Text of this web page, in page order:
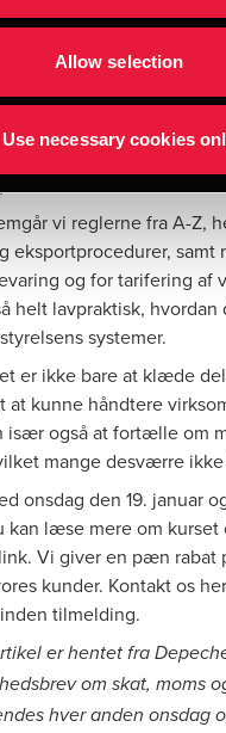
Allow selection
Use necessary cookies
mere om de nye
todages kursus om de
er rettet mod dem,
handel og som gerne
om disse.
vi reglerne fra A-Z,
eksportprocedurer, samt
og for tarifering af
helt lavpraktisk, hvordan
systemer.
er ikke bare at klæde
at kunne håndtere
især også at fortælle om
mange desværre
onsdag den 19. januar
kan læse mere om
. Vi giver en pæn rabat
kunder. Kontakt os
inden tilmelding.
er hentet fra
om skat, moms
hver anden onsdag